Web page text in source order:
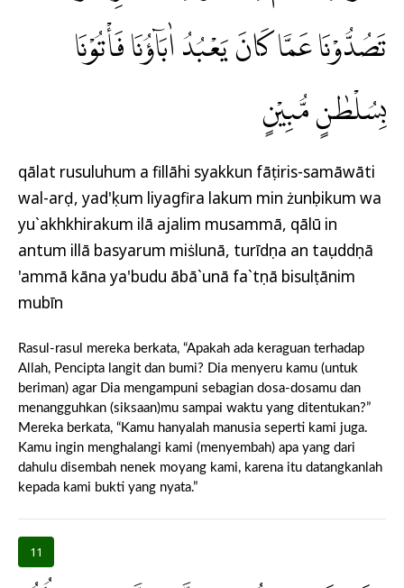
تَصُدُّوْنَا عَمَّا كَانَ يَعْبُدُ اٰبَاۤؤُنَا فَأْتُوْنَا
بِسُلْطٰنٍ مُّبِيْنٍ
qālat rusuluhum a fillāhi syakkun fāṭiris-samāwāti
wal-arḍ, yad'ụkum liyagfira lakum min żunụbikum wa
yu`akhkhirakum ilā ajalim musammā, qālū in
antum illā basyarum miṡlunā, turīdụna an taṣuddụnā
'ammā kāna ya'budu ābā`unā fa`tụnā bisulṭānim
mubīn
Rasul-rasul mereka berkata, “Apakah ada keraguan terhadap
Allah, Pencipta langit dan bumi? Dia menyeru kamu (untuk
beriman) agar Dia mengampuni sebagian dosa-dosamu dan
menangguhkan (siksaan)mu sampai waktu yang ditentukan?”
Mereka berkata, “Kamu hanyalah manusia seperti kami juga.
Kamu ingin menghalangi kami (menyembah) apa yang dari
dahulu disembah nenek moyang kami, karena itu datangkanlah
kepada kami bukti yang nyata.”
11